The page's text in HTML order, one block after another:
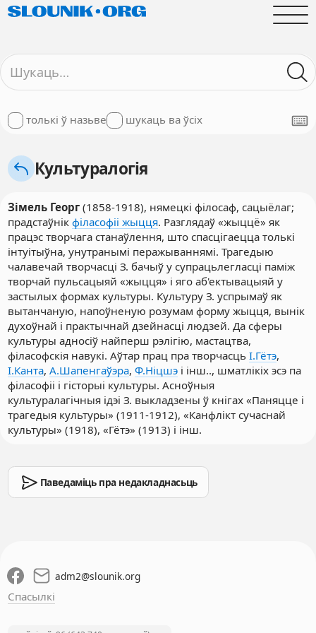
толькі ў назьве шукаць ва ўсіх
Культуралогія
Зімель Георг(1858-1918), нямецкі філосаф, сацыёлаг;
прадстаўнік філасофіі жыцця. Разглядаў «жыццё» як
працэс творчага станаўлення, што спасцігаецца толькі
інтуітыўна, унутранымі перажываннямі. Трагедыю
чалавечай творчасці З. бачыў у супрацьлегласці паміж
творчай пульсацыяй «жыцця» і яго аб'ектывацыяй у
застылых формах культуры. Культуру З. успрымаў як
вытанчаную, напоўненую розумам форму жыцця, вынік
духоўнай і практычнай дзейнасці людзей. Да сферы
культуры адносіў найперш рэлігію, мастацтва,
філасофскія навукі. Аўтар прац пра творчасць І.Гётэ,
І.Канта, А.Шапенгаўэра, Ф.Ніцшэі інш.., шматлікіх эсэ па
філасофіі і гісторыі культуры. Асноўныя
культуралагічныя ідэі З. выкладзены ў кнігах «Паняцце і
трагедыя культуры» (1911-1912), «Канфлікт сучаснай
культуры» (1918), «Гётэ» (1913) і інш.
Паведаміць пра недакладнасьць
adm2@slounik.org
Спасылкі